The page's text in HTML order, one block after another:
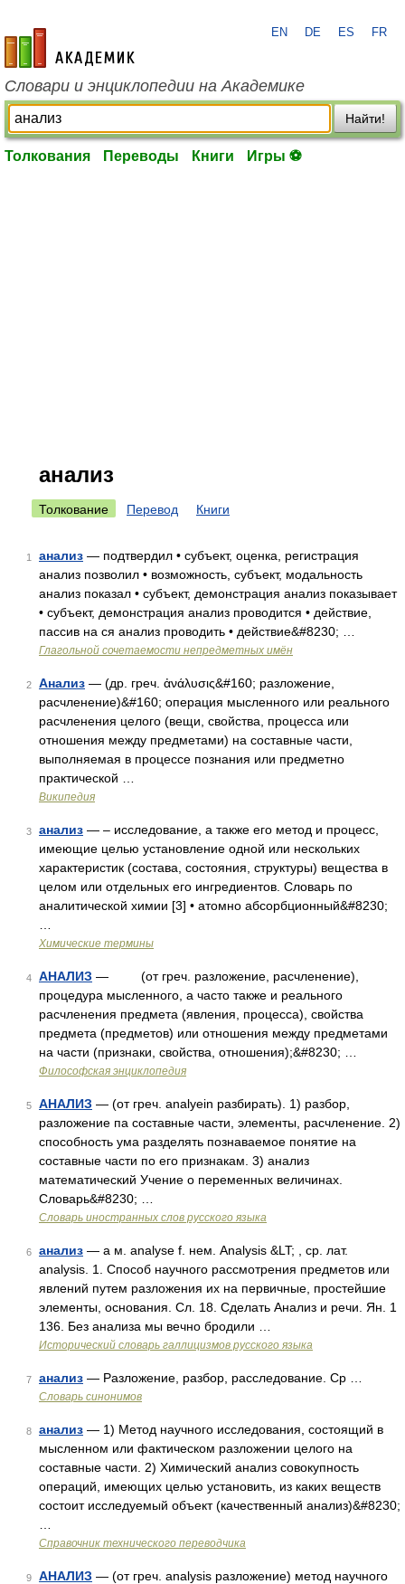
academic.ru
EN DE ES FR
Словари и энциклопедии на Академике
Найти!
Толкования Переводы Книги Игры ⚽
анализ
Толкование Перевод Книги
1 анализ — подтвердил • субъект, оценка, регистрация
анализ позволил • возможность, субъект, модальность
анализ показал • субъект, демонстрация анализ показывает
• субъект, демонстрация анализ проводится • действие,
пассив на ся анализ проводить • действие&#8230; …
Глагольной сочетаемости непредметных имён
2 Анализ — (др. греч. ἀνάλυσις&#160; разложение,
расчленение)&#160; операция мысленного или реального
расчленения целого (вещи, свойства, процесса или
отношения между предметами) на составные части,
выполняемая в процессе познания или предметно
практической …
Википедия
3 анализ — – исследование, а также его метод и процесс,
имеющие целью установление одной или нескольких
характеристик (состава, состояния, структуры) вещества в
целом или отдельных его ингредиентов. Словарь по
аналитической химии [3] • атомно абсорбционный&#8230;
Химические термины
4 АНАЛИЗ — (от греч. разложение, расчленение),
процедура мысленного, а часто также и реального
расчленения предмета (явления, процесса), свойства
предмета (предметов) или отношения между предметами
на части (признаки, свойства, отношения);&#8230; …
Философская энциклопедия
5 АНАЛИЗ — (от греч. analyein разбирать). 1) разбор,
разложение па составные части, элементы, расчленение. 2)
способность ума разделять познаваемое понятие на
составные части по его признакам. 3) анализ
математический Учение о переменных величинах.
Словарь&#8230; …
Словарь иностранных слов русского языка
6 анализ — а м. analyse f. нем. Analysis &LT; , ср. лат.
analysis. 1. Способ научного рассмотрения предметов или
явлений путем разложения их на первичные, простейшие
элементы, основания. Сл. 18. Сделать Анализ и речи. Ян. 1
136. Без анализа мы вечно бродили …
Исторический словарь галлицизмов русского языка
7 анализ — Разложение, разбор, расследование. Ср …
Словарь синонимов
8 анализ — 1) Метод научного исследования, состоящий в
мысленном или фактическом разложении целого на
составные части. 2) Химический анализ совокупность
операций, имеющих целью установить, из каких веществ
состоит исследуемый объект (качественный анализ)&#8230;
Справочник технического переводчика
9 АНАЛИЗ — (от греч. analysis разложение) метод научного